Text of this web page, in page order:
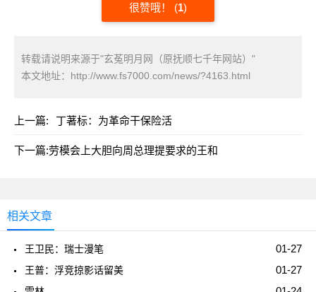
很赞哦！ (1)
转载请说明来源于"玄菟明月网（原抚顺七千年网站）"
本文地址： http://www.fs7000.com/news/?4163.html
上一篇: 丁著标：为革命干保险活
下一篇:劳模会上大胆向周总理提要求的王和
相关文章
01-27
王卫民：瑞士漫笔
01-27
王普：浮竞掠影话留美